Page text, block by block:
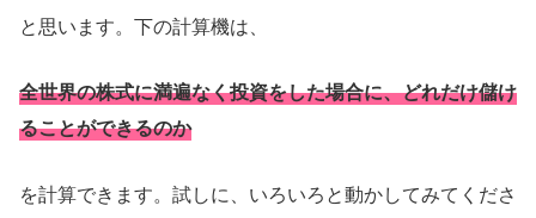
と思います。下の計算機は、
全世界の株式に満遍なく投資をした場合に、どれだけ儲け
ることができるのか
を計算できます。試しに、いろいろと動かしてみてくださ